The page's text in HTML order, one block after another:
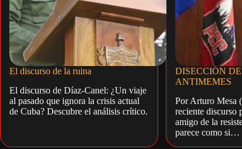
El discurso de la ruina
El discurso de Díaz-Canel: ¿Un viaje
al pasado que ignora la crisis actual
de Cuba? Descubre el análisis crítico.
DISECCIÓN
ANTIMEMES
Por Arturo Mesa
reciente discurso
amigo de la
parece como si…